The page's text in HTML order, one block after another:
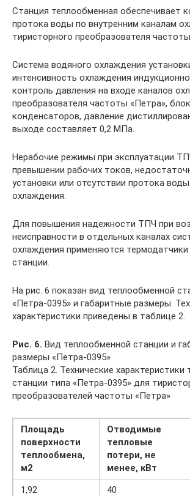
Станция теплообменная обеспечивает
протока воды по внутренним каналам
тиристорного преобразователя
Система водяного охлаждения
интенсивность охлаждения
контроль давления на входе каналов
преобразователя частоты «Петра»,
конденсаторов, давление
выходе составляет 0,2 МПа.
Нерабочие режимы при эксплуатации
превышении рабочих токов,
установки или отсутствии протока
охлаждения.
Для повышения надежности ТПЧ при
неисправности в отдельных каналах
охлаждения применяются
станции.
На рис. 6 показан вид теплообменной
«Петра-0395» и габаритные размеры.
характеристики приведены в таблице 2.
Рис. 6. Вид теплообменной станции и
размеры «Петра-0395»
Таблица 2. Технические характеристики
станции типа «Петра-0395» для
преобразователей частоты «Петра»
Площадь
поверхности
теплообмена,
м2
Отводимые
тепловые
потери, не
менее, кВт
1,92
40